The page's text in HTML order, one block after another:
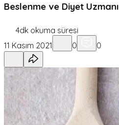
Beslenme ve Diyet Uzmanı
4dk okuma süresi
11 Kasım 2021
0 0